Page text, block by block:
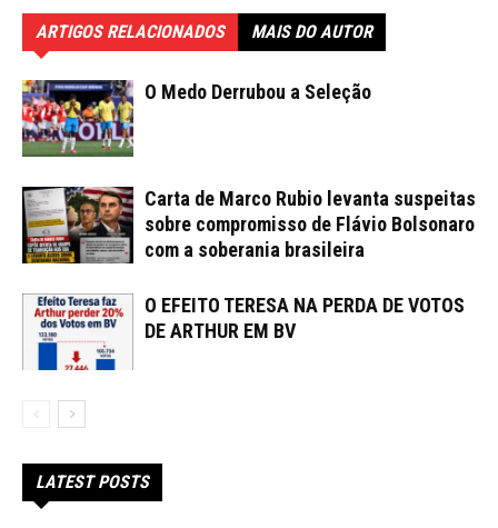
ARTIGOS RELACIONADOS MAIS DO AUTOR
O Medo Derrubou a Seleção
Carta de Marco Rubio levanta suspeitas
sobre compromisso de Flávio Bolsonaro
com a soberania brasileira
O EFEITO TERESA NA PERDA DE VOTOS
DE ARTHUR EM BV
LATEST POSTS